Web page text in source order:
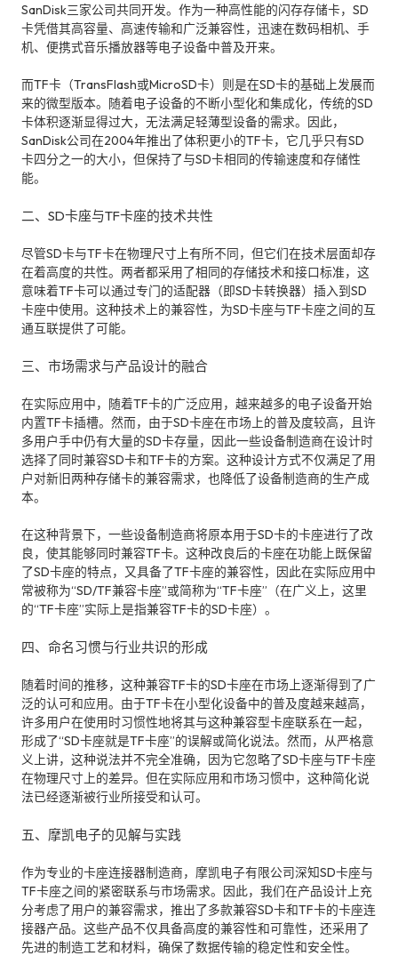
SanDisk三家公司共同开发。作为一种高性能的闪存存储卡，SD
卡凭借其高容量、高速传输和广泛兼容性，迅速在数码相机、手
机、便携式音乐播放器等电子设备中普及开来。
而TF卡（TransFlash或MicroSD卡）则是在SD卡的基础上发展而
来的微型版本。随着电子设备的不断小型化和集成化，传统的SD
卡体积逐渐显得过大，无法满足轻薄型设备的需求。因此，
SanDisk公司在2004年推出了体积更小的TF卡，它几乎只有SD
卡四分之一的大小，但保持了与SD卡相同的传输速度和存储性
能。
二、SD卡座与TF卡座的技术共性
尽管SD卡与TF卡在物理尺寸上有所不同，但它们在技术层面却存
在着高度的共性。两者都采用了相同的存储技术和接口标准，这
意味着TF卡可以通过专门的适配器（即SD卡转换器）插入到SD
卡座中使用。这种技术上的兼容性，为SD卡座与TF卡座之间的互
通互联提供了可能。
三、市场需求与产品设计的融合
在实际应用中，随着TF卡的广泛应用，越来越多的电子设备开始
内置TF卡插槽。然而，由于SD卡座在市场上的普及度较高，且许
多用户手中仍有大量的SD卡存量，因此一些设备制造商在设计时
选择了同时兼容SD卡和TF卡的方案。这种设计方式不仅满足了用
户对新旧两种存储卡的兼容需求，也降低了设备制造商的生产成
本。
在这种背景下，一些设备制造商将原本用于SD卡的卡座进行了改
良，使其能够同时兼容TF卡。这种改良后的卡座在功能上既保留
了SD卡座的特点，又具备了TF卡座的兼容性，因此在实际应用中
常被称为“SD/TF兼容卡座”或简称为“TF卡座”（在广义上，这里
的“TF卡座”实际上是指兼容TF卡的SD卡座）。
四、命名习惯与行业共识的形成
随着时间的推移，这种兼容TF卡的SD卡座在市场上逐渐得到了广
泛的认可和应用。由于TF卡在小型化设备中的普及度越来越高，
许多用户在使用时习惯性地将其与这种兼容型卡座联系在一起，
形成了“SD卡座就是TF卡座”的误解或简化说法。然而，从严格意
义上讲，这种说法并不完全准确，因为它忽略了SD卡座与TF卡座
在物理尺寸上的差异。但在实际应用和市场习惯中，这种简化说
法已经逐渐被行业所接受和认可。
五、摩凯电子的见解与实践
作为专业的卡座连接器制造商，摩凯电子有限公司深知SD卡座与
TF卡座之间的紧密联系与市场需求。因此，我们在产品设计上充
分考虑了用户的兼容需求，推出了多款兼容SD卡和TF卡的卡座连
接器产品。这些产品不仅具备高度的兼容性和可靠性，还采用了
先进的制造工艺和材料，确保了数据传输的稳定性和安全性。